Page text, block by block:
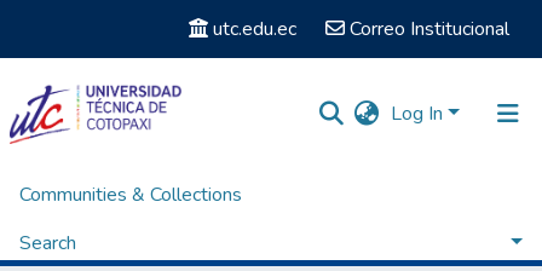
utc.edu.ec Correo Institucional
Log In
Communities & Collections
Search
Home
Titulación - Carrera de Contabilidad y Pedagogía
Browse by Author